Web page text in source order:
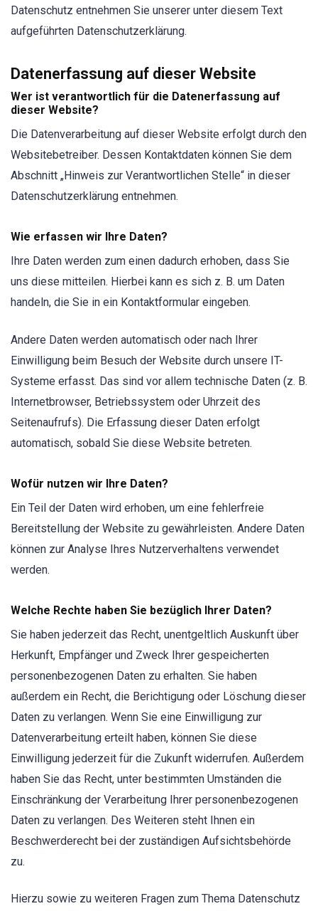
Datenschutz entnehmen Sie unserer unter diesem Text
aufgeführten Datenschutzerklärung.
Datenerfassung auf dieser Website
Wer ist verantwortlich für die Datenerfassung auf
dieser Website?
Die Datenverarbeitung auf dieser Website erfolgt durch den
Websitebetreiber. Dessen Kontaktdaten können Sie dem
Abschnitt „Hinweis zur Verantwortlichen Stelle“ in dieser
Datenschutzerklärung entnehmen.
Wie erfassen wir Ihre Daten?
Ihre Daten werden zum einen dadurch erhoben, dass Sie
uns diese mitteilen. Hierbei kann es sich z. B. um Daten
handeln, die Sie in ein Kontaktformular eingeben.
Andere Daten werden automatisch oder nach Ihrer
Einwilligung beim Besuch der Website durch unsere IT-
Systeme erfasst. Das sind vor allem technische Daten (z. B.
Internetbrowser, Betriebssystem oder Uhrzeit des
Seitenaufrufs). Die Erfassung dieser Daten erfolgt
automatisch, sobald Sie diese Website betreten.
Wofür nutzen wir Ihre Daten?
Ein Teil der Daten wird erhoben, um eine fehlerfreie
Bereitstellung der Website zu gewährleisten. Andere Daten
können zur Analyse Ihres Nutzerverhaltens verwendet
werden.
Welche Rechte haben Sie bezüglich Ihrer Daten?
Sie haben jederzeit das Recht, unentgeltlich Auskunft über
Herkunft, Empfänger und Zweck Ihrer gespeicherten
personenbezogenen Daten zu erhalten. Sie haben
außerdem ein Recht, die Berichtigung oder Löschung dieser
Daten zu verlangen. Wenn Sie eine Einwilligung zur
Datenverarbeitung erteilt haben, können Sie diese
Einwilligung jederzeit für die Zukunft widerrufen. Außerdem
haben Sie das Recht, unter bestimmten Umständen die
Einschränkung der Verarbeitung Ihrer personenbezogenen
Daten zu verlangen. Des Weiteren steht Ihnen ein
Beschwerderecht bei der zuständigen Aufsichtsbehörde
zu.
Hierzu sowie zu weiteren Fragen zum Thema Datenschutz